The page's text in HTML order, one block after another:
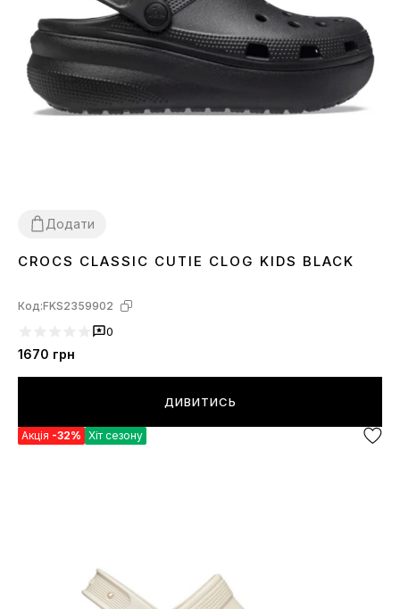
Додати
293031 32333435
CROCS CLASSIC CUTIE CLOG KIDS BLACK
Код:FKS2359902
0
1670 грн
ДИВИТИСЬ
Акція -32% Хіт сезону